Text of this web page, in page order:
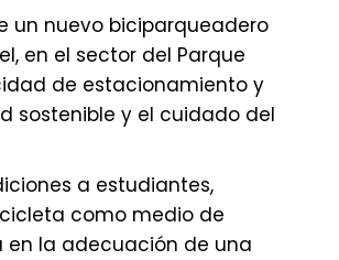
un nuevo biciparqueadero
en el sector del Parque
de estacionamiento y
sostenible y el cuidado del
a estudiantes,
como medio de
en la adecuación de una